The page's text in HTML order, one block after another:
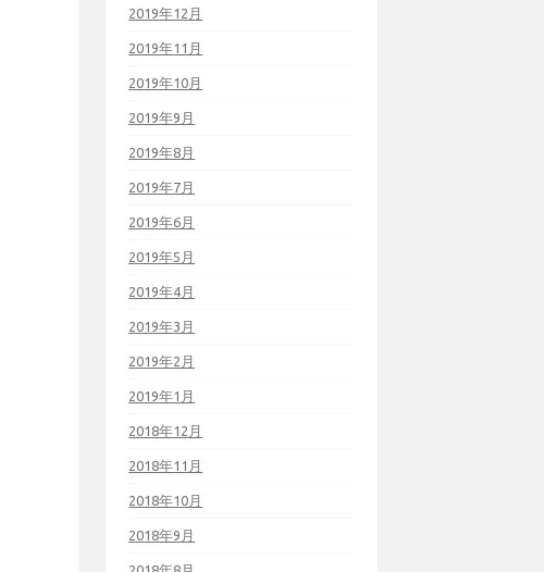
2019年12月
2019年11月
2019年10月
2019年9月
2019年8月
2019年7月
2019年6月
2019年5月
2019年4月
2019年3月
2019年2月
2019年1月
2018年12月
2018年11月
2018年10月
2018年9月